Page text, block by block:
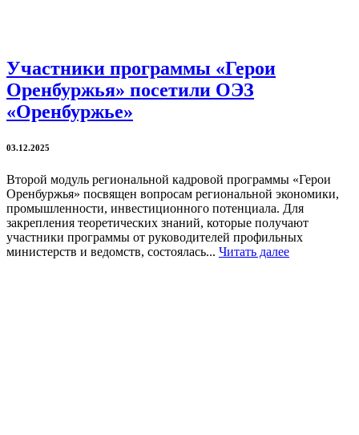
Участники программы «Герои
Оренбуржья» посетили ОЭЗ
«Оренбуржье»
03.12.2025
Второй модуль региональной кадровой программы «Герои
Оренбуржья» посвящен вопросам региональной экономики,
промышленности, инвестиционного потенциала. Для
закрепления теоретических знаний, которые получают
участники программы от руководителей профильных
министерств и ведомств, состоялась... Читать далее